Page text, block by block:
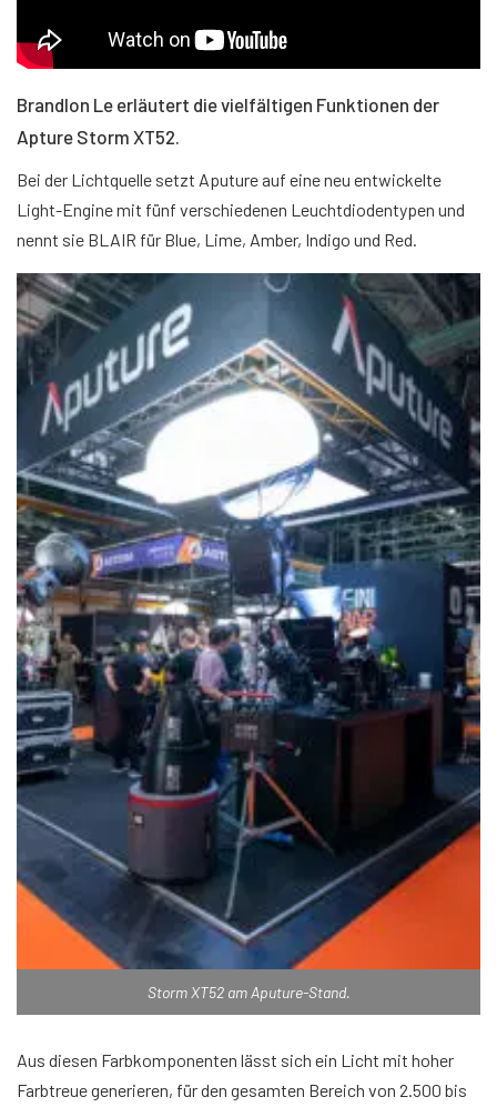
Brandlon Le erläutert die vielfältigen Funktionen der
Apture Storm XT52.
Bei der Lichtquelle setzt Aputure auf eine neu entwickelte
Light-Engine mit fünf verschiedenen Leuchtdiodentypen und
nennt sie BLAIR für Blue, Lime, Amber, Indigo und Red.
Storm XT52 am Aputure-Stand.
Aus diesen Farbkomponenten lässt sich ein Licht mit hoher
Farbtreue generieren, für den gesamten Bereich von 2.500 bis